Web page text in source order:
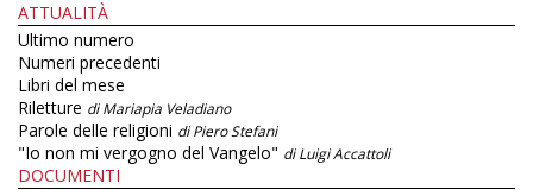
ATTUALITÀ
Ultimo numero
Numeri precedenti
Libri del mese
Riletture di Mariapia Veladiano
Parole delle religioni di Piero Stefani
"Io non mi vergogno del Vangelo" di Luigi Accattoli
DOCUMENTI